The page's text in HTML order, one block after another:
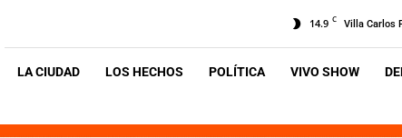
14.9 C Villa Carlos
LA CIUDAD LOS HECHOS POLÍTICA VIVO SHOW